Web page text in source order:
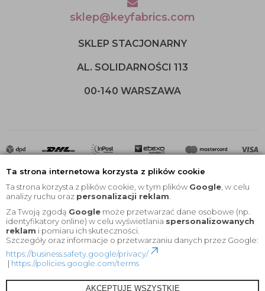
Ta strona internetowa korzysta z plików cookie
Ta strona korzysta z plików cookie, w tym plików Google , w celu
analizy ruchu oraz personalizacji reklam
Za Twoją zgodą Google może przetwarzać dane osobowe (np.
identyfikatory online) w celu wyświetlania spersonalizowanych
reklam i pomiaru ich skuteczności.
Szczegóły oraz informacje o przetwarzaniu danych przez Google:
https://business.safety.google/privacy/
| https://policies.google.com/terms
AKCEPTUJĘ WSZYSTKIE
sklep@keyfabrics.com
SKLEP STACJONARNY
AL. SOLIDARNOŚCI 113
00-140 WARSZAWA
2020 © Wszelkie Prawa Zastrzeżone |KEYfabrics
Projekt i oprogramowanie sklepu: